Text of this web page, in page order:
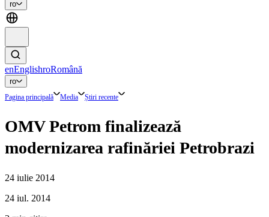
ro
enEnglishroRomână
ro
Pagina principală Media Știri recente
OMV Petrom finalizează
modernizarea rafinăriei Petrobrazi
24 iulie 2014
24 iul. 2014